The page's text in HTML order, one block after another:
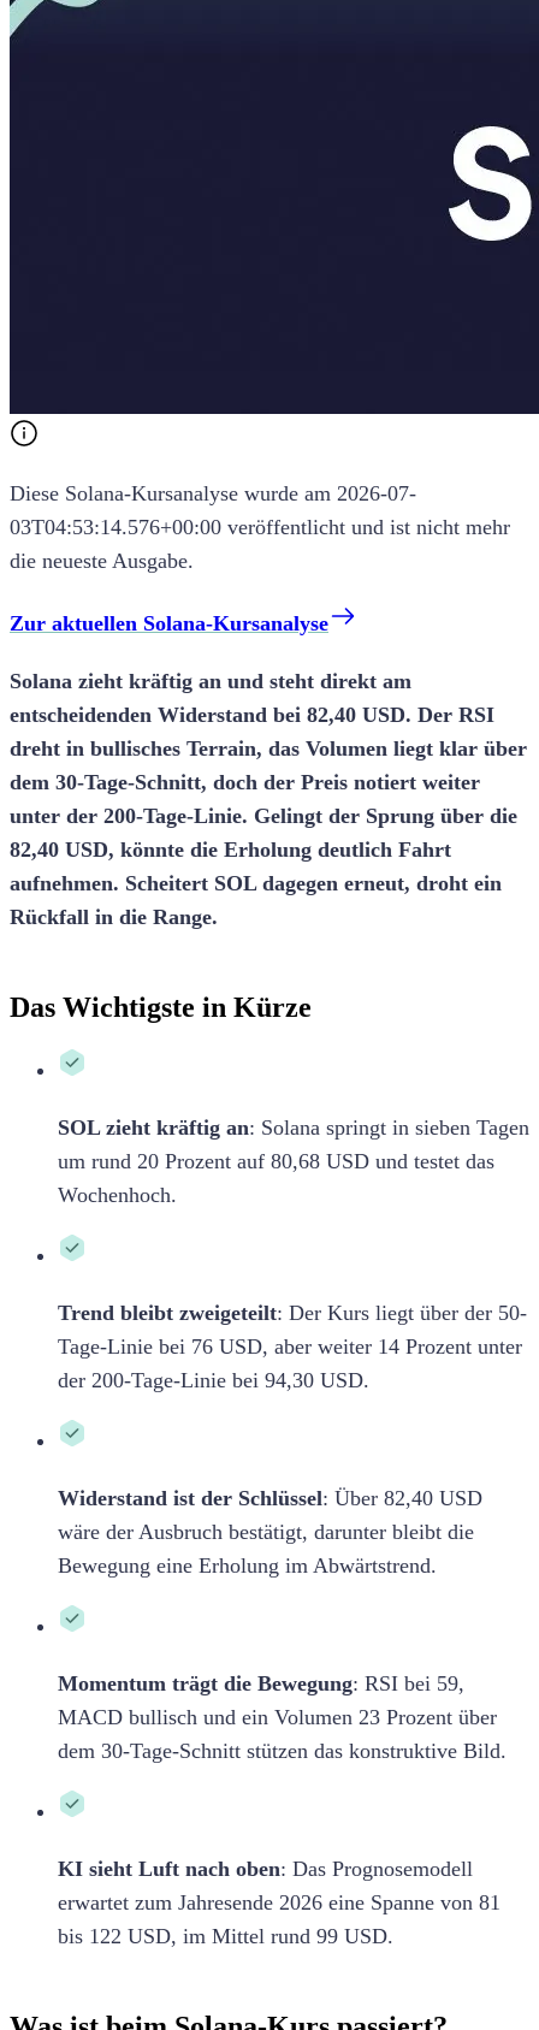
Diese Solana-Kursanalyse wurde am 2026-07-
03T04:53:14.576+00:00 veröffentlicht und ist nicht mehr
die neueste Ausgabe.
Zur aktuellen Solana-Kursanalyse
Solana zieht kräftig an und steht direkt am
entscheidenden Widerstand bei 82,40 USD. Der RSI
dreht in bullisches Terrain, das Volumen liegt klar über
dem 30-Tage-Schnitt, doch der Preis notiert weiter
unter der 200-Tage-Linie. Gelingt der Sprung über die
82,40 USD, könnte die Erholung deutlich Fahrt
aufnehmen. Scheitert SOL dagegen erneut, droht ein
Rückfall in die Range.
Das Wichtigste in Kürze
SOL zieht kräftig an: Solana springt in sieben Tagen
um rund 20 Prozent auf 80,68 USD und testet das
Wochenhoch.
Trend bleibt zweigeteilt: Der Kurs liegt über der 50-
Tage-Linie bei 76 USD, aber weiter 14 Prozent unter
der 200-Tage-Linie bei 94,30 USD.
Widerstand ist der Schlüssel: Über 82,40 USD
wäre der Ausbruch bestätigt, darunter bleibt die
Bewegung eine Erholung im Abwärtstrend.
Momentum trägt die Bewegung: RSI bei 59,
MACD bullisch und ein Volumen 23 Prozent über
dem 30-Tage-Schnitt stützen das konstruktive Bild.
KI sieht Luft nach oben: Das Prognosemodell
erwartet zum Jahresende 2026 eine Spanne von 81
bis 122 USD, im Mittel rund 99 USD.